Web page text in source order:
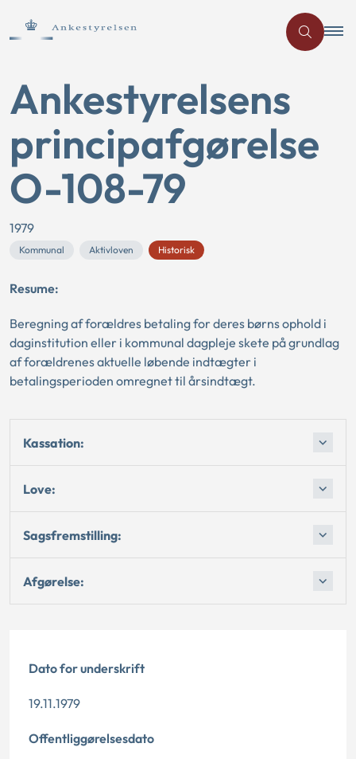
Ankestyrelsens
principafgørelse
O-108-79
1979
Kommunal Aktivloven Historisk
Resume:
Beregning af forældres betaling for deres børns ophold i
daginstitution eller i kommunal dagpleje skete på grundlag
af forældrenes aktuelle løbende indtægter i
betalingsperioden omregnet til årsindtægt.
Kassation:
Love:
Sagsfremstilling:
Afgørelse:
Dato for underskrift
19.11.1979
Offentliggørelsesdato